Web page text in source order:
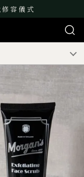
修 容 儀 式